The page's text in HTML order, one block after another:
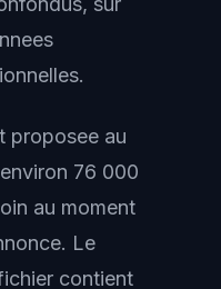
proposee au
76 000
au moment
Le
contient